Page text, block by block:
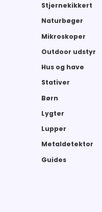
Stjernekikkert
Naturbøger
Mikroskoper
Outdoor udstyr
Hus og have
Stativer
Børn
Lygter
Lupper
Metaldetektor
Guides